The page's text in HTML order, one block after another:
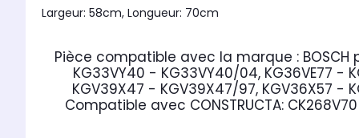
Largeur: 58cm, Longueur: 70cm
Pièce compatible avec la marque : BOSCH
KG33VY40 - KG33VY40/04, KG36VE77 -
KGV39X47 - KGV39X47/97, KGV36X57 -
Compatible avec CONSTRUCTA: CK268V70